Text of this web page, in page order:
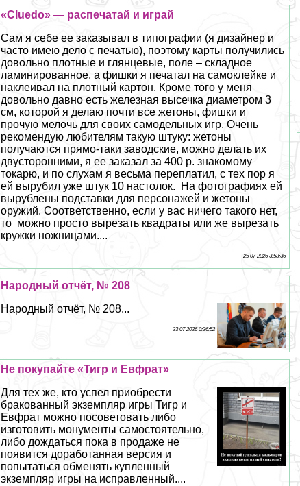
«Cluedo» — распечатай и играй
Сам я себе ее заказывал в типографии (я дизайнер и
часто имею дело с печатью), поэтому карты получились
довольно плотные и глянцевые, поле – складное
ламинированное, а фишки я печатал на самоклейке и
наклеивал на плотный картон. Кроме того у меня
довольно давно есть железная высечка диаметром 3
см, которой я делаю почти все жетоны, фишки и
прочую мелочь для своих самодельных игр. Очень
рекомендую любителям такую штуку: жетоны
получаются прямо-таки заводские, можно делать их
двусторонними, я ее заказал за 400 р. знакомому
токарю, и по слухам я весьма переплатил, с тех пор я
ей вырубил уже штук 10 настолок. На фотографиях ей
вырублены подставки для персонажей и жетоны
оружий. Соответственно, если у вас ничего такого нет,
то можно просто вырезать квадраты или же вырезать
кружки ножницами....
25 07 2026 3:58:36
Народный отчёт, № 208
Народный отчёт, № 208...
23 07 2026 0:36:52
Не покупайте «Тигр и Евфрат»
Для тех же, кто успел приобрести
бpaкованный экземпляр игры Тигр и
Евфрат можно посоветовать либо
изготовить монументы самостоятельно,
либо дождаться пока в продаже не
появится доработанная версия и
попытаться обменять купленный
экземпляр игры на исправленный....